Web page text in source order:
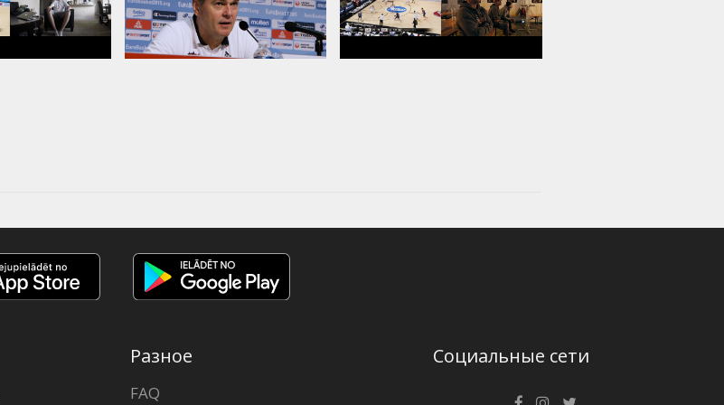
Разное
FAQ
Социальные сети